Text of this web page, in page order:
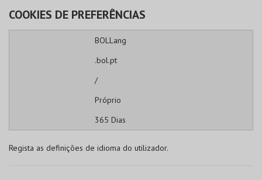
COOKIES DE PREFERÊNCIAS
BOLLang
.bol.pt
/
Próprio
365 Dias
Regista as definições de idioma do utilizador.